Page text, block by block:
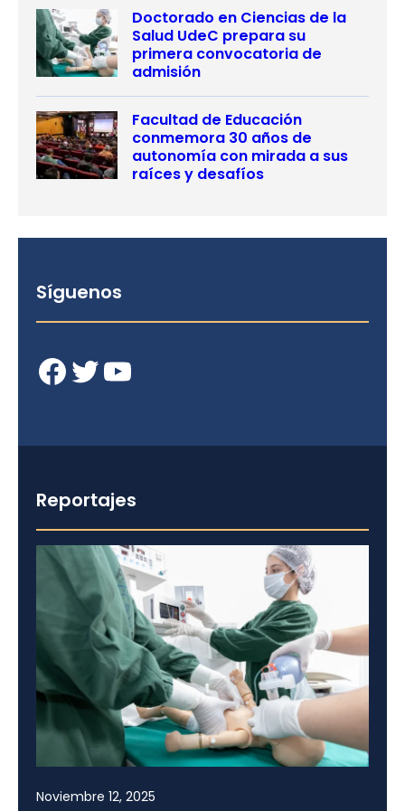
Doctorado en Ciencias de la
Salud UdeC prepara su
primera convocatoria de
admisión
Facultad de Educación
conmemora 30 años de
autonomía con mirada a sus
raíces y desafíos
Síguenos
Facebook Twitter YouTube
Reportajes
Noviembre 12, 2025